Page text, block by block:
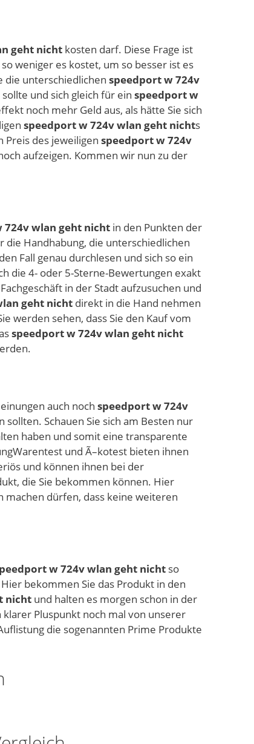
geht nicht kosten darf. Diese Frage ist
weniger es kostet, um so besser ist es
die unterschiedlichen speedport w 724v
und sich gleich für ein speedport w
noch mehr Geld aus, als hätte Sie sich
speedport w 724v wlan geht nichts
des jeweiligen speedport w 724v
aufzeigen. Kommen wir nun zu der
724v wlan geht nicht in den Punkten der
Handhabung, die unterschiedlichen
Fall genau durchlesen und sich so ein
die 4- oder 5-Sterne-Bewertungen exakt
in der Stadt aufzusuchen und
geht nicht direkt in die Hand nehmen
werden sehen, dass Sie den Kauf vom
speedport w 724v wlan geht nicht
auch noch speedport w 724v
sollten. Schauen Sie sich am Besten nur
haben und somit eine transparente
und Ã–kotest bieten ihnen
und können ihnen bei der
die Sie bekommen können. Hier
dürfen, dass keine weiteren
w 724v wlan geht nicht so
bekommen Sie das Produkt in den
nicht und halten es morgen schon in der
klarer Pluspunkt noch mal von unserer
die sogenannten Prime Produkte